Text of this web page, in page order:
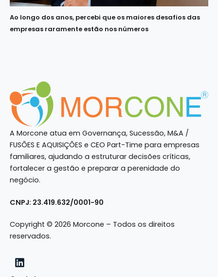
Ao longo dos anos, percebi que os maiores desafios das
empresas raramente estão nos números
A Morcone atua em Governança, Sucessão, M&A /
FUSÕES E AQUISIÇÕES e CEO Part-Time para empresas
familiares, ajudando a estruturar decisões críticas,
fortalecer a gestão e preparar a perenidade do
negócio.
CNPJ: 23.419.632/0001-90
Copyright © 2026 Morcone – Todos os direitos
reservados.